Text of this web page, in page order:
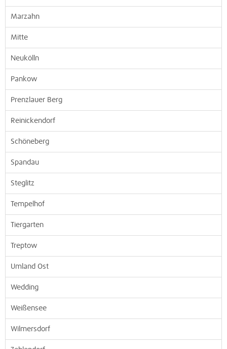
Marzahn
Mitte
Neukölln
Pankow
Prenzlauer Berg
Reinickendorf
Schöneberg
Spandau
Steglitz
Tempelhof
Tiergarten
Treptow
Umland Ost
Wedding
Weißensee
Wilmersdorf